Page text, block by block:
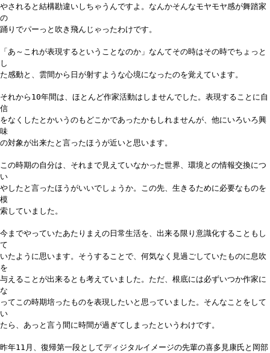
やされると結構勘違いしちゃうんですよ。なんかそんなモヤモヤ感が舞踏家
の
踊りでパーっと吹き飛んじゃったわけです。
「あ～これが表現するということなのか」なんてその時はその時でちょっと
し
た感動と、雲間から日が射すような心境になったのを覚えています。
それから10年間は、ほとんど作家活動はしませんでした。表現することに自
信
をなくしたとかいうのもどこかであったかもしれませんが、他にいろいろ興
味
の対象が出来たと言ったほうが近いと思います。
この時期の自分は、それまで見えていなかった世界、環境との情報交換につ
い
やしたと言ったほうがいいでしょうか。この先、生きるために必要なものを
模
索していました。
今までやっていたあたりまえの日常生活を、出来る限り意識化することもし
て
いたように思います。そうすることで、何気なく見過ごしていたものに息吹
を
与えることが出来るとも考えていました。ただ、根底には必ずいつか作家に
な
ってこの時期培ったものを表現したいと思っていました。そんなことをして
い
たら、あっと言う間に時間が過ぎてしまったというわけです。
昨年11月、復帰第一段としてディジタルイメージの先輩の喜多見康氏と岡部